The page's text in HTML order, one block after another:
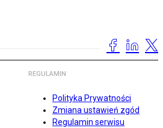
REGULAMIN
Polityka Prywatności
Zmiana ustawień zgód
Regulamin serwisu